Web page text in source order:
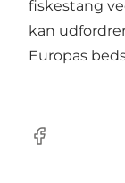
fiskestang
kan
Europas
Facebook